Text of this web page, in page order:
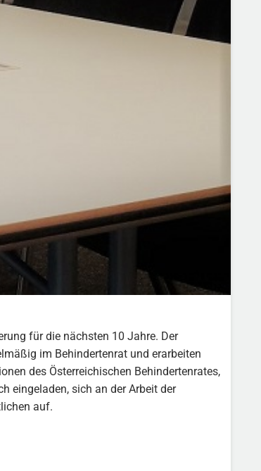
für die nächsten 10 Jahre. Der
im Behindertenrat und erarbeiten
des Österreichischen Behindertenrates,
eingeladen, sich an der Arbeit der
auf.